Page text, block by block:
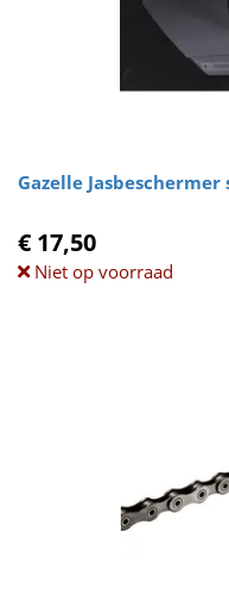
Gazelle
€ 17,50
Niet op voorraad